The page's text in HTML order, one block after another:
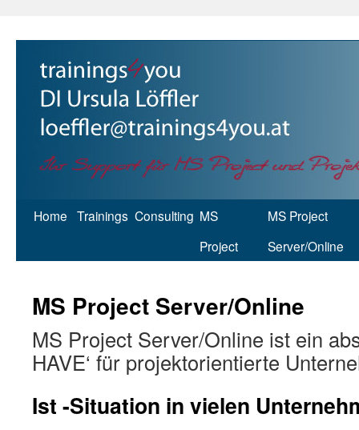
Home Trainings Consulting MS
Project
MS Project
Server/Online
MS Project Server/Online
MS Project Server/Online ist ein
HAVE‘ für projektorientierte
Ist -Situation in vielen